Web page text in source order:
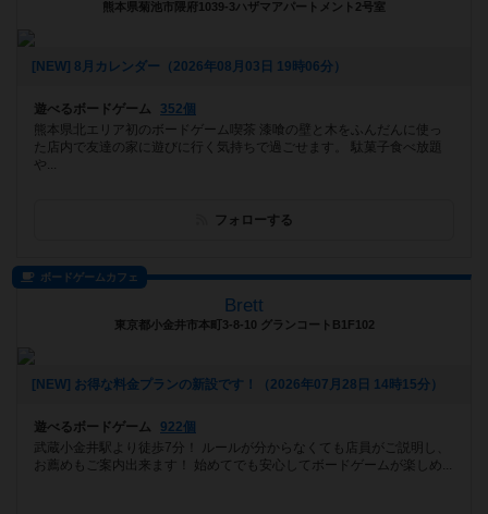
熊本県菊池市隈府1039-3ハザマアパートメント2号室
[NEW] 8月カレンダー（2026年08月03日 19時06分）
遊べるボードゲーム
352個
熊本県北エリア初のボードゲーム喫茶 漆喰の壁と木をふんだんに使っ
た店内で友達の家に遊びに行く気持ちで過ごせます。 駄菓子食べ放題
や...
フォローする
ボードゲームカフェ
Brett
東京都小金井市本町3-8-10 グランコートB1F102
[NEW] お得な料金プランの新設です！（2026年07月28日 14時15分）
遊べるボードゲーム
922個
武蔵小金井駅より徒歩7分！ ルールが分からなくても店員がご説明し、
お薦めもご案内出来ます！ 始めてでも安心してボードゲームが楽しめ...